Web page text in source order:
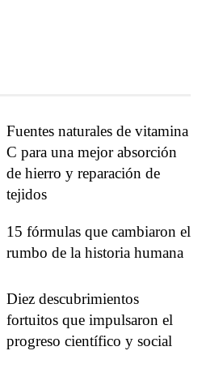
Fuentes naturales de vitamina
C para una mejor absorción
de hierro y reparación de
tejidos
15 fórmulas que cambiaron el
rumbo de la historia humana
Diez descubrimientos
fortuitos que impulsaron el
progreso científico y social